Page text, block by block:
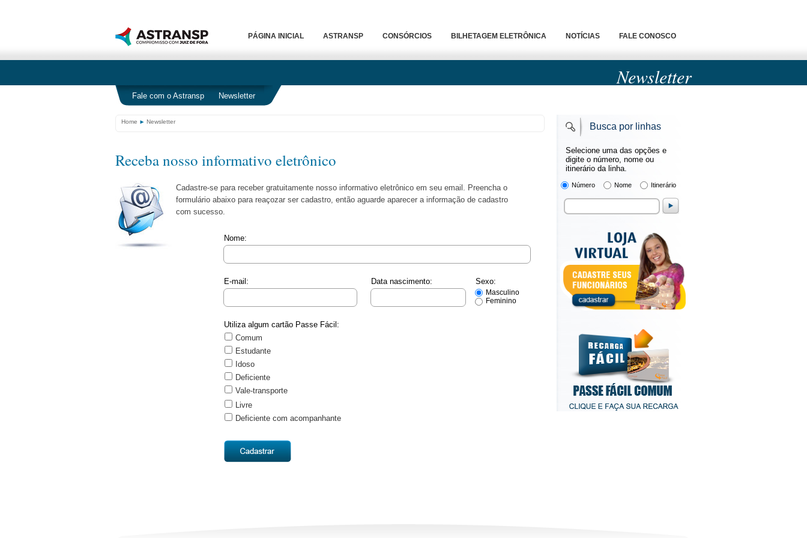
PÁGINA INICIAL ASTRANSP CONSÓRCIOS BILHETAGEM ELETRÔNICA NOTÍCIAS FALE CONOSCO
Newsletter
Fale com o Astransp Newsletter
Home Newsletter
Receba nosso informativo eletrônico
Cadastre-se para receber gratuitamente nosso informativo eletrônico em seu email. Preencha o
formulário abaixo para reaçozar ser cadastro, então aguarde aparecer a informação de cadastro
com sucesso.
Nome:
E-mail: Data nascimento: Sexo:
Masculino
Feminino
Utiliza algum cartão Passe Fácil:
Comum
Estudante
Idoso
Deficiente
Vale-transporte
Livre
Deficiente com acompanhante
Busca por linhas
Selecione uma das opções e
digite o número, nome ou
itinerário da linha.
Número Nome Itinerário